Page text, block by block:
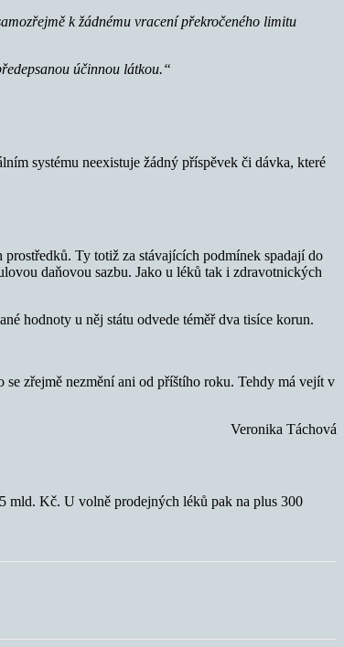
k žádnému vracení překročeného limitu
účinnou látkou.“
systému neexistuje žádný příspěvek či dávka, které
Ty totiž za stávajících podmínek spadají do
daňovou sazbu. Jako u léků tak i zdravotnických
hodnoty u něj státu odvede téměř dva tisíce korun.
zřejmě nezmění ani od příštího roku. Tehdy má vejít v
Veronika Táchová
mld. Kč. U volně prodejných léků pak na plus 300